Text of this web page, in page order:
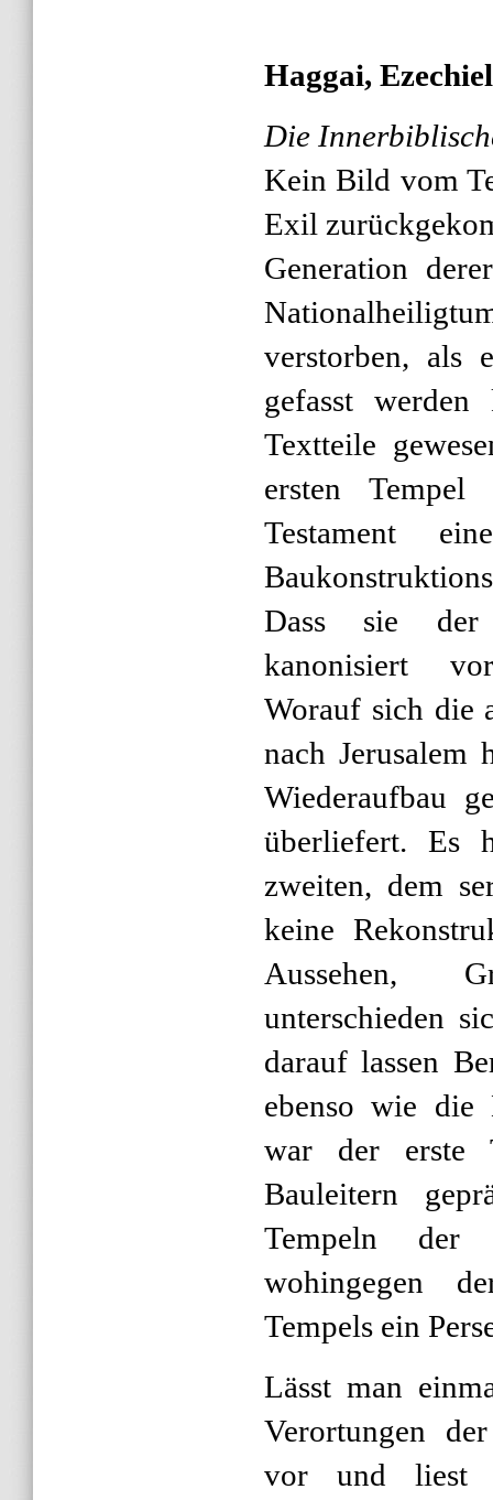
Haggai,
Die
Kein Bild vom
Exil
Generation
verstorben, als
gefasst
Textteile
ersten
Testament
Dass sie der
kanonisiert
Worauf sich die
nach Jerusalem
Wiederaufbau
überliefert. Es
zweiten, dem
keine
Aussehen,
unterschieden
darauf lassen
ebenso wie die
war der erste
Bauleitern
Tempeln der
wohingegen
Tempels ein
Lässt man
Verortungen
vor und liest